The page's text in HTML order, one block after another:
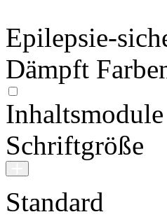
Epilepsie-
Dämpft
Inhaltsmodule
Schriftgröße
Standard